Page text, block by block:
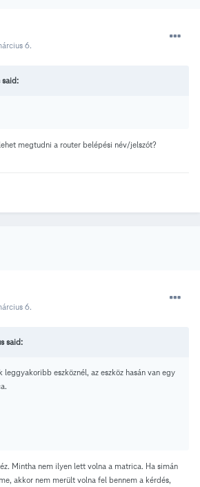
6.
said:
megtudni a router belépési név/jelszót?
6.
said:
leggyakoribb eszköznél, az eszköz hasán van egy
Mintha nem ilyen lett volna a matrica. Ha simán
akkor nem merült volna fel bennem a kérdés,